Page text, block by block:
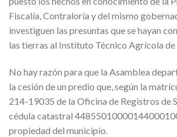
Fiscalía, Contraloría y del mismo
investiguen las presuntas que se hayan
las tierras al Instituto Técnico Agrícola
No hay razón para que la Asamblea
la cesión de un predio que, según la
214-19035 de la Oficina de Registros de
cédula catastral
propiedad del municipio.